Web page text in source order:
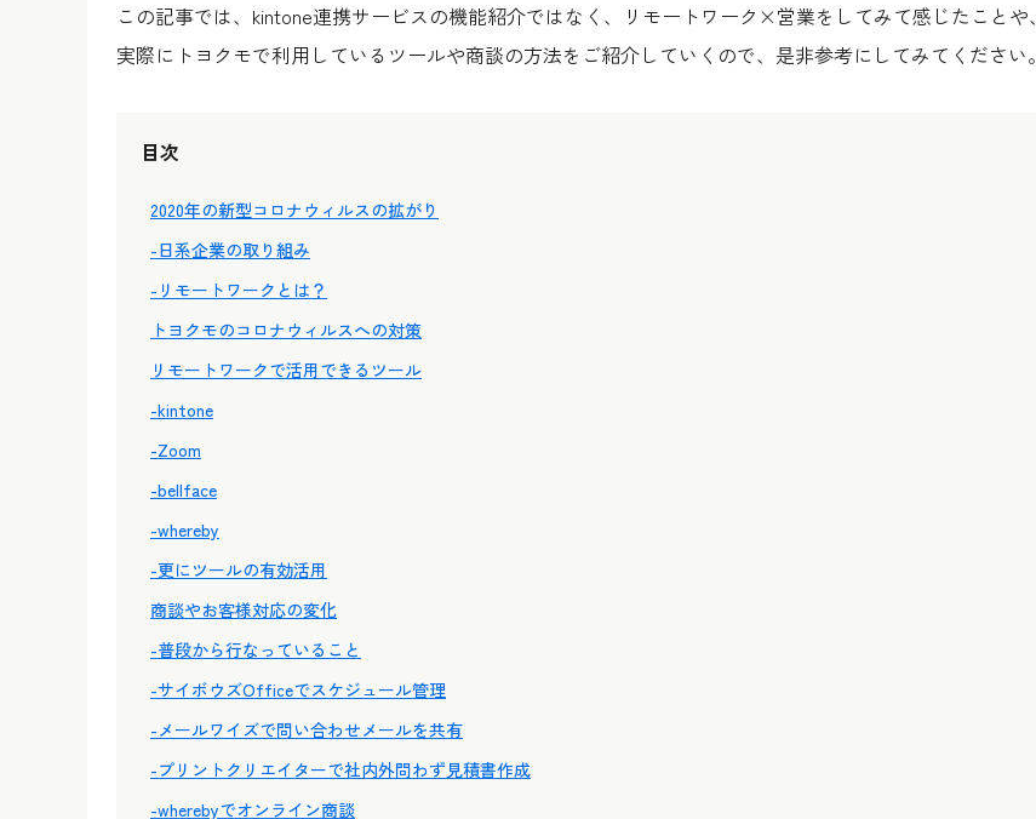
この記事では、kintone連携サービスの機能紹介ではなく、リモートワーク×営業をしてみて感じたことや、
実際にトヨクモで利用しているツールや商談の方法をご紹介していくので、是非参考にしてみてください。
目次
2020年の新型コロナウィルスの拡がり
-日系企業の取り組み
-リモートワークとは？
トヨクモのコロナウィルスへの対策
リモートワークで活用できるツール
-kintone
-Zoom
-bellface
-whereby
-更にツールの有効活用
商談やお客様対応の変化
-普段から行なっていること
-サイボウズOfficeでスケジュール管理
-メールワイズで問い合わせメールを共有
-プリントクリエイターで社内外問わず見積書作成
-wherebyでオンライン商談